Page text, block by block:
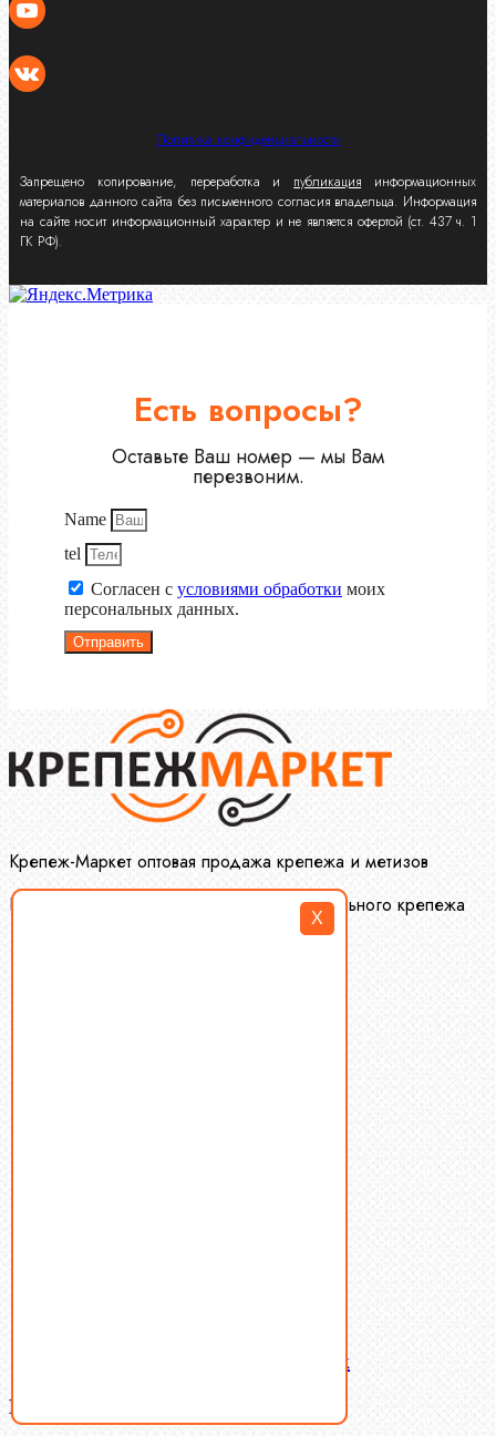
X
Политика конфиденциальности
Запрещено копирование, переработка и публикация информационных
материалов данного сайта без письменного согласия владельца. Информация
на сайте носит информационный характер и не является офертой (ст. 437 ч. 1
ГК РФ).
Есть вопросы?
Оставьте Ваш номер — мы Вам
перезвоним.
Name
tel
Согласен с условиями обработки моих
персональных данных.
Отправить
Крепеж-Маркет оптовая продажа крепежа и метизов
Производство и оптовая продажа специального крепежа
Латунный и бронзовый крепеж
Ваша корзина